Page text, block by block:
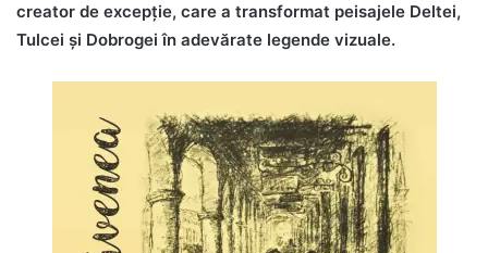
creator de excepție, care a transformat peisajele Deltei,
Tulcei și Dobrogei în adevărate legende vizuale.